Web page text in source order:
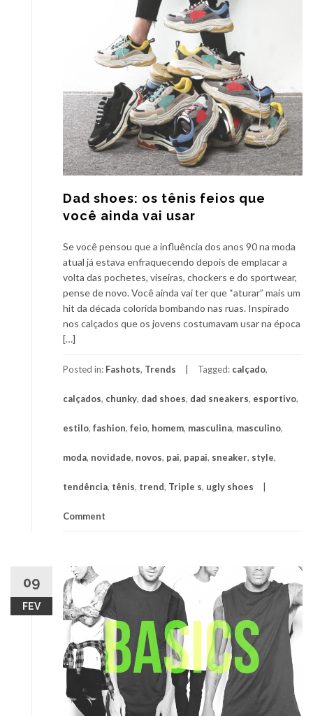
Dad shoes: os tênis feios que
você ainda vai usar
Se você pensou que a influência dos anos 90 na moda
atual já estava enfraquecendo depois de emplacar a
volta das pochetes, viseiras, chockers e do sportwear,
pense de novo. Você ainda vai ter que “aturar” mais um
hit da década colorida bombando nas ruas. Inspirado
nos calçados que os jovens costumavam usar na época
[…]
Posted in: Fashots, Trends Tagged: calçado,
calçados, chunky, dad shoes, dad sneakers, esportivo,
estilo, fashion, feio, homem, masculina, masculino,
moda, novidade, novos, pai, papai, sneaker, style,
tendência, tênis, trend, Triple s, ugly shoes
Comment
09
FEV